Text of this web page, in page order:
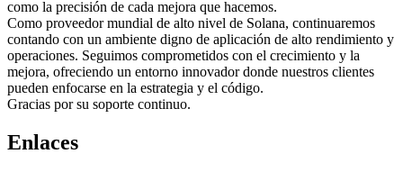
como la precisión de cada mejora que hacemos.
Como proveedor mundial de alto nivel de Solana, continuaremos
contando con un ambiente digno de aplicación de alto rendimiento y
operaciones. Seguimos comprometidos con el crecimiento y la
mejora, ofreciendo un entorno innovador donde nuestros clientes
pueden enfocarse en la estrategia y el código.
Gracias por su soporte continuo.
Enlaces